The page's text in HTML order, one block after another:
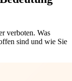
verboten. Was
sind und wie Sie